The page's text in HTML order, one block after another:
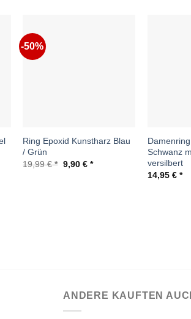
-50%
Ring Epoxid Kunstharz Blau
/ Grün
19,99€
Ursprünglicher
9,90 € Aktueller
Schwanz
versilbert
14,95 €
ANDERE KAUFTEN